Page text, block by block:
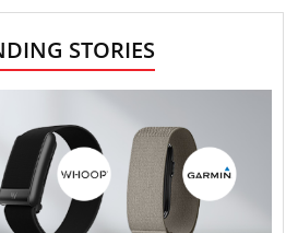
STORIES